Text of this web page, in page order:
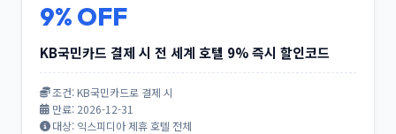
9% OFF
KB국민카드 결제 시 전 세계 호텔 9% 즉시 할인코드
조건: KB국민카드로 결제 시
만료: 2026-12-31
대상: 익스피디아 제휴 호텔 전체